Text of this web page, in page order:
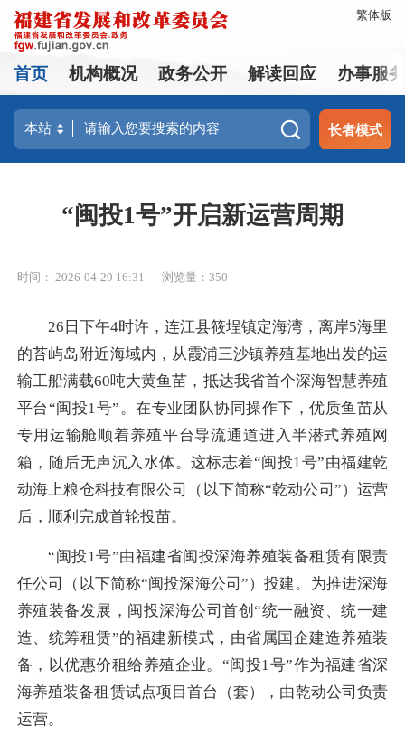
繁体版
首页 机构概况 政务公开 解读回应 办事服
长者模式
“闽投1号”开启新运营周期
时间： 2026-04-29 16:31 浏览量：350
26日下午4时许，连江县筱埕镇定海湾，离岸5海里
的苔屿岛附近海域内，从霞浦三沙镇养殖基地出发的运
输工船满载60吨大黄鱼苗，抵达我省首个深海智慧养殖
平台“闽投1号”。在专业团队协同操作下，优质鱼苗从
专用运输舱顺着养殖平台导流通道进入半潜式养殖网
箱，随后无声沉入水体。这标志着“闽投1号”由福建乾
动海上粮仓科技有限公司（以下简称“乾动公司”）运营
后，顺利完成首轮投苗。
“闽投1号”由福建省闽投深海养殖装备租赁有限责
任公司（以下简称“闽投深海公司”）投建。为推进深海
养殖装备发展，闽投深海公司首创“统一融资、统一建
造、统筹租赁”的福建新模式，由省属国企建造养殖装
备，以优惠价租给养殖企业。“闽投1号”作为福建省深
海养殖装备租赁试点项目首台（套），由乾动公司负责
运营。